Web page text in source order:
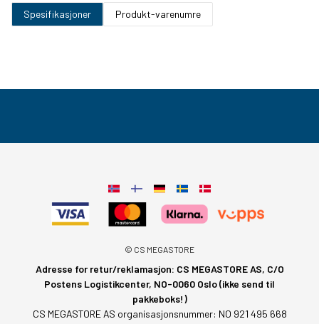
Spesifikasjoner Produkt-varenumre
© CS MEGASTORE
Adresse for retur/reklamasjon: CS MEGASTORE AS, C/O
Postens Logistikcenter, NO-0060 Oslo (ikke send til
pakkeboks!)
CS MEGASTORE AS organisasjonsnummer: NO 921 495 668